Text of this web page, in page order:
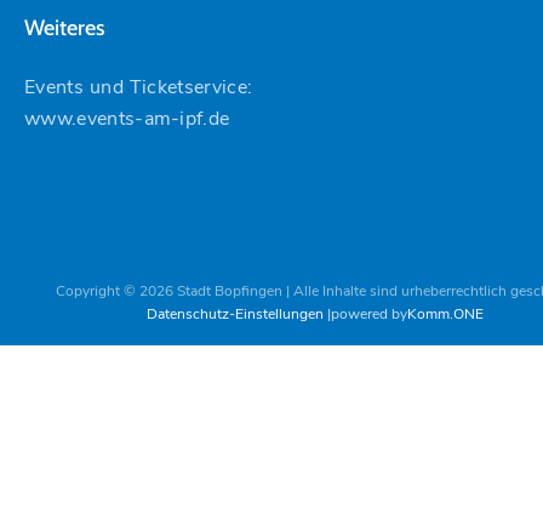
Weiteres
Events und Ticketservice:
www.events-am-ipf.de
Copyright © 2026 Stadt Bopfingen | Alle Inhalte sind urheberrechtlich
Datenschutz-Einstellungen powered byKomm.ONE